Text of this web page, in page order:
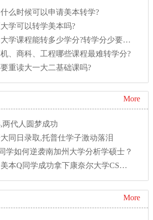
么时候可以申请美本转学?
学可以转学美本吗?
美本转学：国内大学课程能转多少学分?转学分少要多读一年怎么办?
、商科、工程哪些课程最难转学分?
重读大一大二基础课吗?
More
代人圆梦成功
同日录取,托普仕学子激动落泪
学如何逆袭南加州大学分析学硕士？
凸显科研强项！美本Q同学成功拿下康奈尔大学CS硕士录取！
More